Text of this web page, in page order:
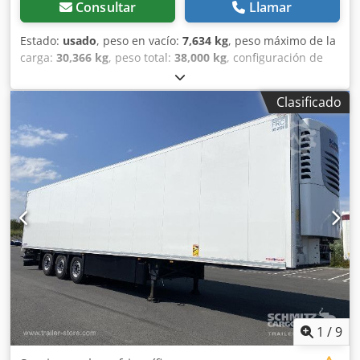
Consultar Llamar
Estado: usado, peso en vacío: 7,634 kg, peso máximo de la
carga: 30,366 kg, peso total: 38,000 kg, configuración de
06/2026
de carga:13,620 mm, anchura del espacio de carga:2,480
, volumen del
espacio de carga:
, amortiguación:aire, tamaño del
neumático:
, Año de fabricación: 2020,
Equipamiento:
ABS, Peso en vacío: 7634 kg, peso máximo
autorizado: 38000 kg, espacio de carga (largo x ancho x
alto): 13.620 mm x 2.480 mm x 2.700 mm. Tamaño del
neumático: 385/65 R22.5, volumen del espacio de carga: 91
m³, primer eje: , segundo eje: , tercer eje: , suspensión
neumática, dispositivo antibloqueo, eje delantero y trasero
elevables, sistema de frenado electrónico EBS, conector de
1x15 y 2x7 clavijas, dispositivo antisalpicaduras.
Encontrará una descripción general de todos nuestros
vehículos disponibles en nuestro sitio web. ¿Necesita
financiación? Ofrecemos opciones de financiación
personalizadas, así como servicios integrales o servicios
Clasificado
1 /9